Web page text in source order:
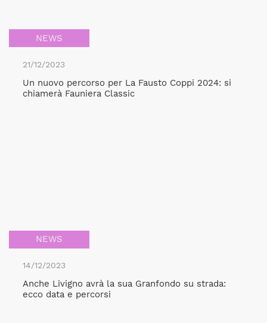
NEWS
21/12/2023
Un nuovo percorso per La Fausto Coppi 2024: si
chiamerà Fauniera Classic
NEWS
14/12/2023
Anche Livigno avrà la sua Granfondo su strada:
ecco data e percorsi